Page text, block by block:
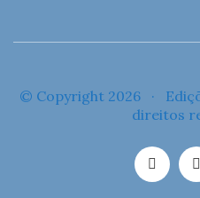
© Copyright 2026 ·
direitos